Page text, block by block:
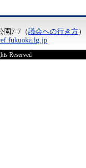
園7-7（議会への行き方）
Reserved